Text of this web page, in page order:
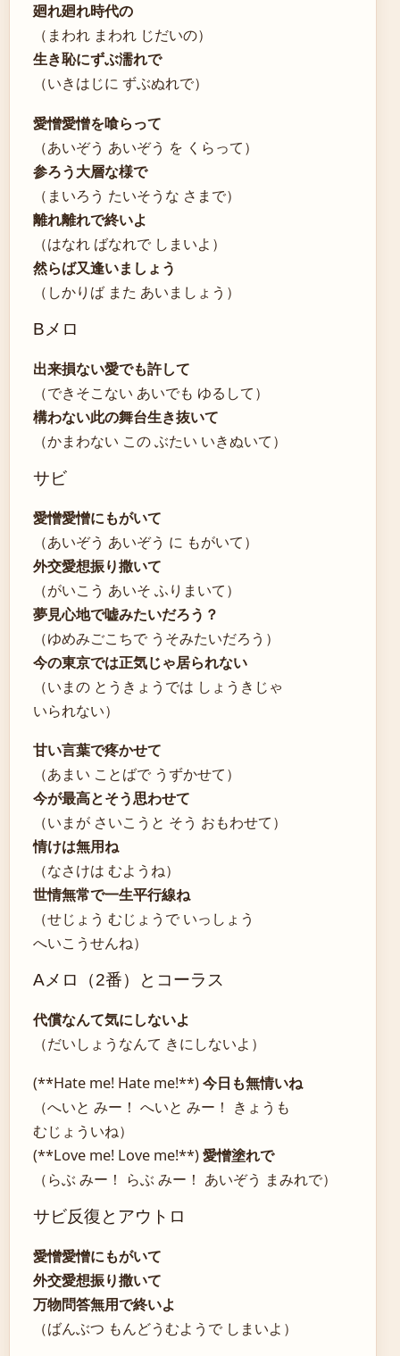
廻れ廻れ時代の
（まわれ まわれ じだいの）
生き恥にずぶ濡れで
（いきはじに ずぶぬれで）
愛憎愛憎を喰らって
（あいぞう あいぞう を くらって）
参ろう大層な様で
（まいろう たいそうな さまで）
離れ離れで終いよ
（はなれ ばなれで しまいよ）
然らば又逢いましょう
（しかりば また あいましょう）
Bメロ
出来損ない愛でも許して
（できそこない あいでも ゆるして）
構わない此の舞台生き抜いて
（かまわない この ぶたい いきぬいて）
サビ
愛憎愛憎にもがいて
（あいぞう あいぞう に もがいて）
外交愛想振り撒いて
（がいこう あいそ ふりまいて）
夢見心地で嘘みたいだろう？
（ゆめみごこちで うそみたいだろう）
今の東京では正気じゃ居られない
（いまの とうきょうでは しょうきじゃ
いられない）
甘い言葉で疼かせて
（あまい ことばで うずかせて）
今が最高とそう思わせて
（いまが さいこうと そう おもわせて）
情けは無用ね
（なさけは むようね）
世情無常で一生平行線ね
（せじょう むじょうで いっしょう
へいこうせんね）
Aメロ（2番）とコーラス
代償なんて気にしないよ
（だいしょうなんて きにしないよ）
(**Hate me! Hate me!**)今日も無情いね
（へいと みー！ へいと みー！ きょうも
むじょういね）
(**Love me! Love me!**)愛憎塗れで
（らぶ みー！ らぶ みー！ あいぞう まみれで）
サビ反復とアウトロ
愛憎愛憎にもがいて
外交愛想振り撒いて
万物問答無用で終いよ
（ばんぶつ もんどうむようで しまいよ）